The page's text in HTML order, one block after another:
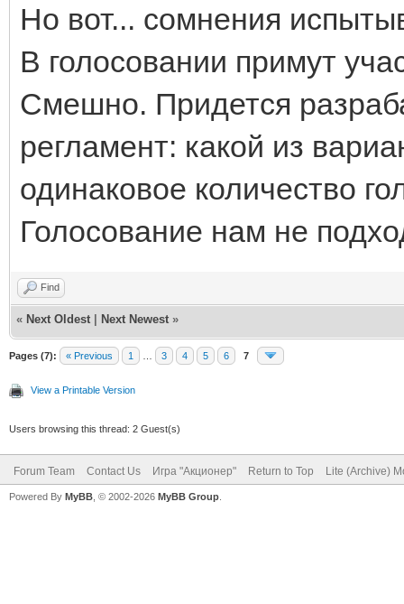
Но вот... сомнения
В голосовании примут
Смешно. Придется
регламент: какой из
одинаковое количество
Голосование нам не
Find
« Next Oldest Next Newest »
Pages (7): « Previous 1 3 4 5 6 7
View a Printable Version
Users browsing this thread: 2 Guest(s)
Forum Team Contact Us Игра "Акционер" Return to Top Lite (Archive)
Powered By MyBB , © 2002-2026 MyBB Group